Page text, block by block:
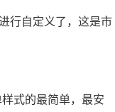
行自定义了，这是市
式的最简单，最安